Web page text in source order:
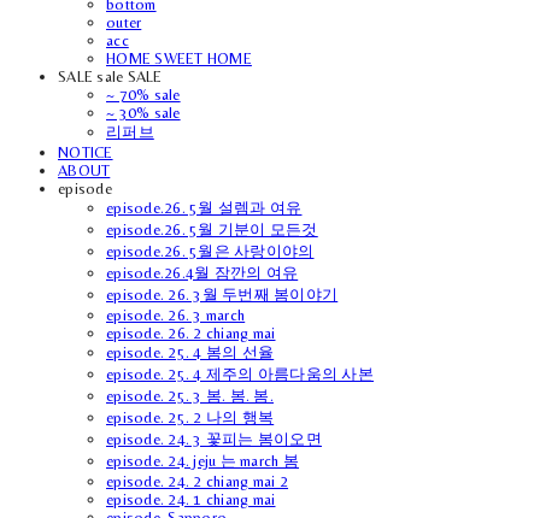
bottom
outer
acc
HOME SWEET HOME
SALE sale SALE
~ 70% sale
~ 30% sale
리퍼브
NOTICE
ABOUT
episode
episode.26. 5월 설렘과 여유
episode.26. 5월 기분이 모든것
episode.26. 5월은 사랑이야의
episode.26.4월 잠깐의 여유
episode. 26. 3월 두번째 봄이야기
episode. 26. 3 march
episode. 26. 2 chiang mai
episode. 25. 4 봄의 선율
episode. 25. 4 제주의 아름다움의 사본
episode. 25. 3 봄. 봄. 봄.
episode. 25. 2 나의 행복
episode. 24. 3 꽃피는 봄이오면
episode. 24. jeju 는 march 봄
episode. 24. 2 chiang mai 2
episode. 24. 1 chiang mai